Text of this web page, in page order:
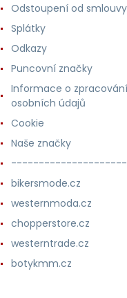
Odstoupení od smlouvy
Splátky
Odkazy
Puncovní značky
Informace o zpracování
osobních údajů
Cookie
Naše značky
bikersmode.cz
westernmoda.cz
chopperstore.cz
westerntrade.cz
botykmm.cz